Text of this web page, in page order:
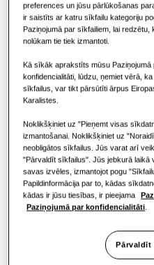
Mazumtirdzniecības
Restorānam
Birojam
Ilgtspējība
One Samsung
Vadīklas
DVM S2 Outdoor
AM220AXVGGR/EU
Pieejamā ietilpība
22.4KW
45.0KW 50.4KW
67.2KW 72.8KW
Pieejamā jauda
preferences un jūsu pārlūkošanas
ir saistīts ar katru sīkfailu kategoriju
Paziņojumā par sīkfailiem, lai redzētu,
nolūkam tie tiek izmantoti.
Kā sīkāk aprakstīts mūsu Paziņojumā
konfidencialitāti, lūdzu, ņemiet vērā,
sīkfailus, var tikt pārsūtīti ārpus
Karalistes.
Noklikšķiniet uz "Pieņemt visas
izmantošanai. Noklikšķiniet uz
neobligātos sīkfailus. Jūs varat arī
"Pārvaldīt sīkfailus". Jūs jebkurā laikā
savas izvēles, izmantojot pogu
Papildinformācija par to, kādas
kādas ir jūsu tiesības, ir pieejama
Paziņojumā par konfidencialitāti